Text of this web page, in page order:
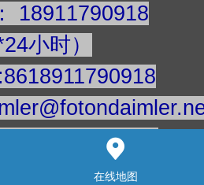
： 18911790918
小时）
18911790918
脑浏览更清楚
在线地图